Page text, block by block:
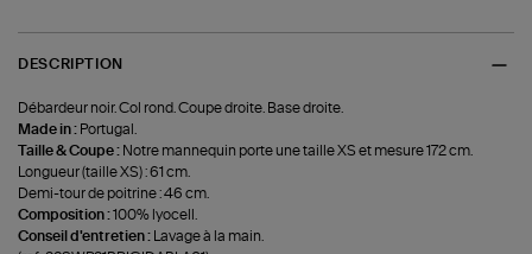
DESCRIPTION
Débardeur noir. Col rond. Coupe droite. Base droite.
Made in : Portugal.
Taille & Coupe : Notre mannequin porte une taille XS et mesure 172 cm.
Longueur (taille XS) : 61 cm.
Demi-tour de poitrine : 46 cm.
Composition :100% lyocell.
Conseil d'entretien :
Lavage à la main.